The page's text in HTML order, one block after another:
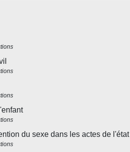
du sexe dans les actes de l'état